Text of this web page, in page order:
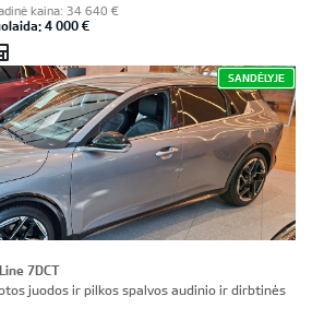
kaina: 34 640 €
4 000 €
SANDĖLYJE
7DCT
juodos ir pilkos spalvos audinio ir dirbtinės